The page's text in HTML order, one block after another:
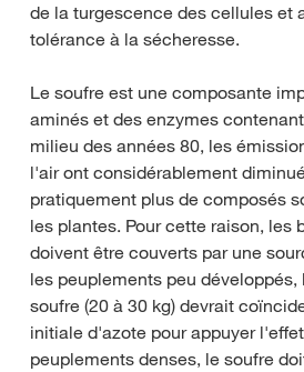
de la turgescence des cellules et
tolérance à la sécheresse.
Le soufre est une composante
aminés et des enzymes
milieu des années 80, les
l'air ont considérablement
pratiquement plus de composés
les plantes. Pour cette raison, les
doivent être couverts par une
les peuplements peu
soufre (20 à 30 kg) devrait
initiale d'azote pour appuyer
peuplements denses, le soufre